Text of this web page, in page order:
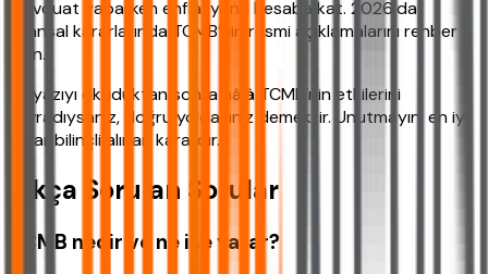
Mevduat yaparken enflasyonu hesaba kat. 2026’da
finansal kararlarında TCMB’nin resmi açıklamalarını rehber
edin.
Bu yazıyı okuduktan sonra hâlâ TCMB’nin etkilerini
kavradıysanız, doğru yoldasınız demektir. Unutmayın, en iyi
karar bilinçli alınan karardır.
Sıkça Sorulan Sorular
TCMB nedir ve ne işe yarar?